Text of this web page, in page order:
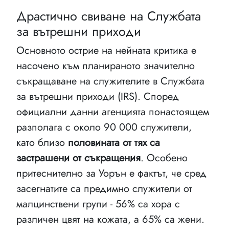
Драстично свиване на Службата
за вътрешни приходи
Основното острие на нейната критика е
насочено към планираното значително
съкращаване на служителите в Службата
за вътрешни приходи (IRS). Според
официални данни агенцията понастоящем
разполага с около 90 000 служители,
като близо половината от тях са
застрашени от съкращения. Особено
притеснително за Уорън е фактът, че сред
засегнатите са предимно служители от
малцинствени групи - 56% са хора с
различен цвят на кожата, а 65% са жени.